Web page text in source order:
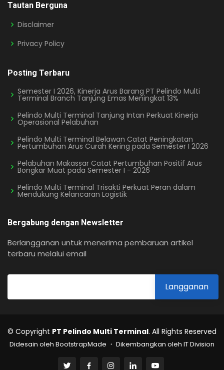
Tautan Berguna
Disclaimer
Privacy Policy
Posting Terbaru
Semester I 2026, Kinerja Arus Barang PT Pelindo Multi
Terminal Branch Tanjung Emas Meningkat 13%
Pelindo Multi Terminal Tanjung Intan Perkuat Kinerja
Operasional Pelabuhan
Pelindo Multi Terminal Belawan Catat Peningkatan
Pertumbuhan Arus Curah Kering pada Semester I 2026
Pelabuhan Makassar Catat Pertumbuhan Positif Arus
Bongkar Muat pada Semester I - 2026
Pelindo Multi Terminal Trisakti Perkuat Peran dalam
Mendukung Kelancaran Logistik
Bergabung dengan Newsletter
Berlangganan untuk menerima pembaruan artikel
terbaru melalui email
© Copyright PT Pelindo Multi Terminal. All Rights Reserved
Didesain oleh BootstrapMade ・ Dikembangkan oleh IT Division